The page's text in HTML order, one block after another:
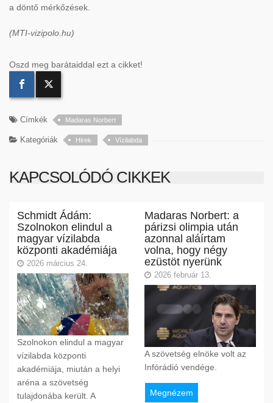
a döntő mérkőzések.
(MTI-vizipolo.hu)
Oszd meg barátaiddal ezt a cikket!
Címkék Madaras Norbert
Kategóriák Hirek Vízilabda
KAPCSOLÓDÓ CIKKEK
Schmidt Ádám:
Szolnokon elindul a
magyar vízilabda
központi akadémiája
2026 március 24.
Szolnokon elindul a magyar
vízilabda központi
akadémiája, miután a helyi
aréna a szövetség
tulajdonába került. A
Madaras Norbert: a
párizsi olimpia után
azonnal aláírtam
volna, hogy négy
ezüstöt nyerünk
2026 február 13.
A szövetség elnöke volt az
Infórádió vendége.
Megnézem